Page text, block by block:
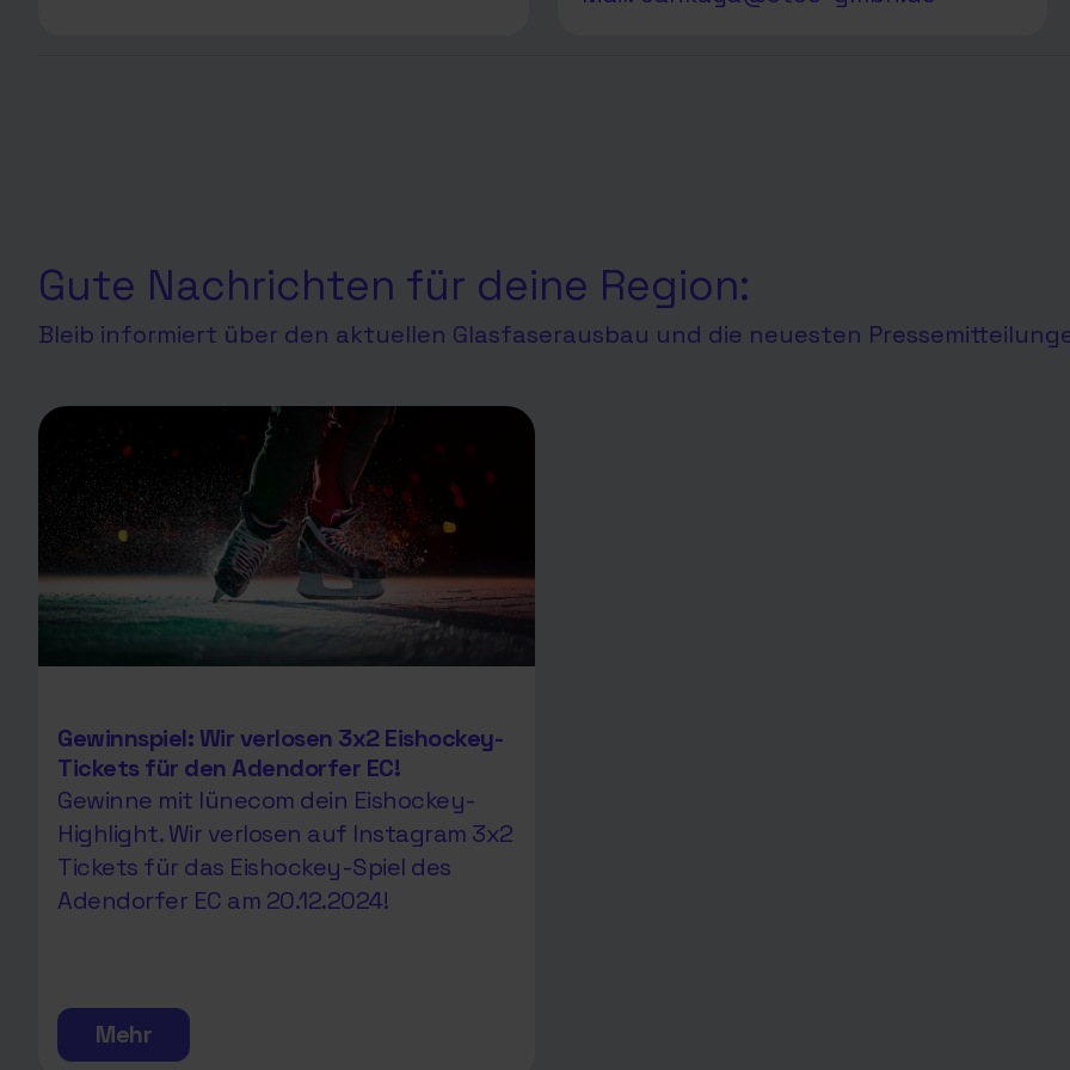
Gute Nachrichten für deine Region:
Bleib informiert über den aktuellen Glasfaserausbau und die neuesten
Gewinnspiel: Wir verlosen 3x2 Eishockey-
Tickets für den Adendorfer EC!
Gewinne mit lünecom dein Eishockey-
Highlight. Wir verlosen auf Instagram 3x2
Tickets für das Eishockey-Spiel des
Adendorfer EC am 20.12.2024!
Mehr